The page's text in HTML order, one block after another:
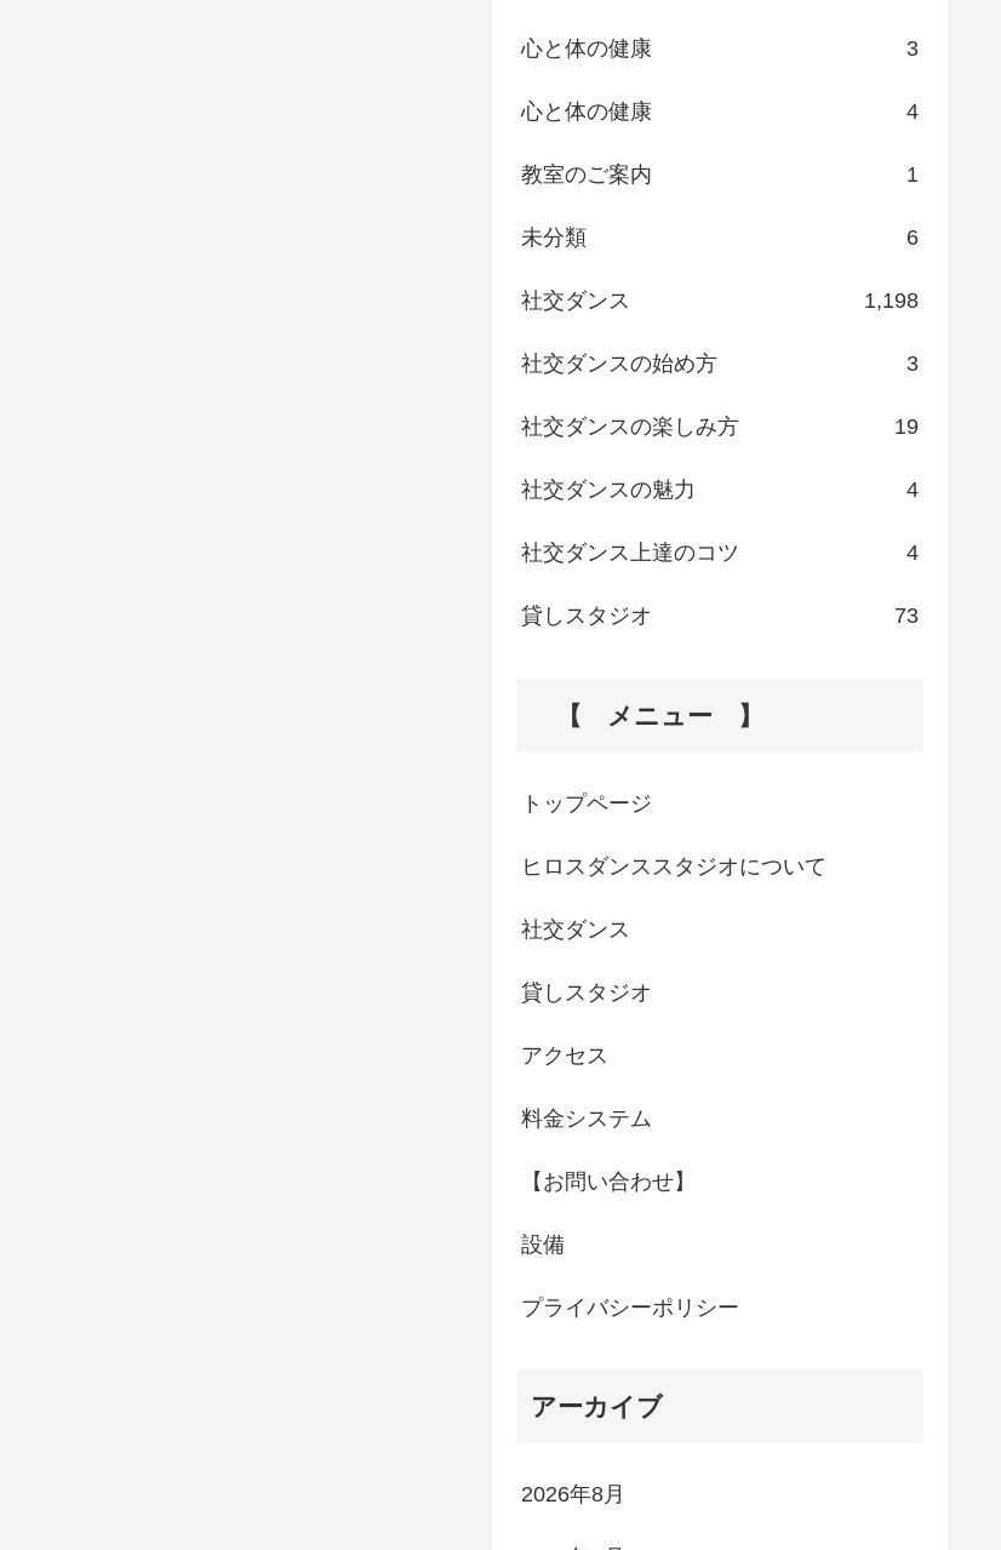
心と体の健康 3
心と体の健康 4
教室のご案内 1
未分類 6
社交ダンス 1,198
社交ダンスの始め方 3
社交ダンスの楽しみ方 19
社交ダンスの魅力 4
社交ダンス上達のコツ 4
貸しスタジオ 73
【 メニュー 】
トップページ
ヒロスダンススタジオについて
社交ダンス
貸しスタジオ
アクセス
料金システム
【お問い合わせ】
設備
プライバシーポリシー
アーカイブ
2026年8月